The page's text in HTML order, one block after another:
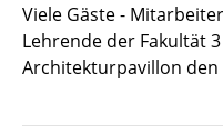
Viele Gäste -
Lehrende der Fakultät
Architekturpavillon